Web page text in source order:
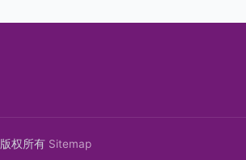
版权所有 Sitemap